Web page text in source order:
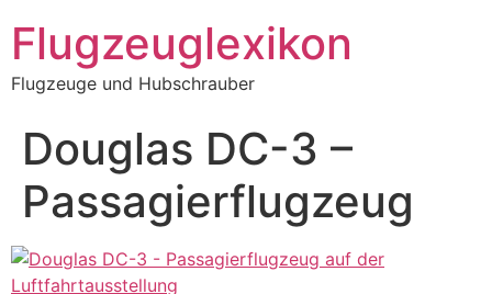
Inhalt
springen
Flugzeuglexikon
Flugzeuge und Hubschrauber
Douglas DC-3 –
Passagierflugzeug